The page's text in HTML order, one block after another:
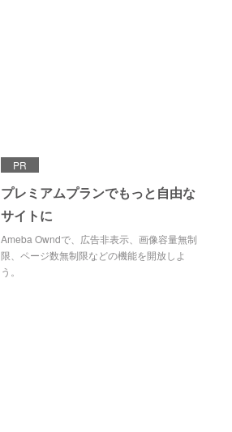
PR
プレミアムプランでもっと自由な
サイトに
Ameba Owndで、広告非表示、画像容量無制
限、ページ数無制限などの機能を開放しよ
う。